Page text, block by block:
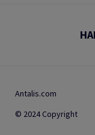
Antalis.com
© 2024 Copyright